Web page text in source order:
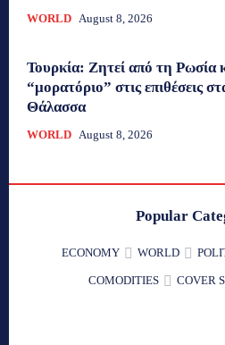
WORLD August 8, 2026
Τουρκία: Ζητεί από τη Ρωσία
“μορατόριο” στις επιθέσεις
Θάλασσα
WORLD August 8, 2026
Popular
ECONOMY WORLD
COMODITIES COVER